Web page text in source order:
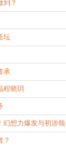
到？
坛
承
程晓玥
幻想力爆发与初涉领
？